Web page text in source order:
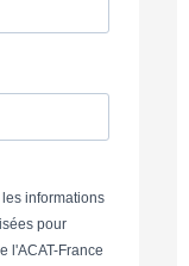
informations
pour
l'ACAT-France